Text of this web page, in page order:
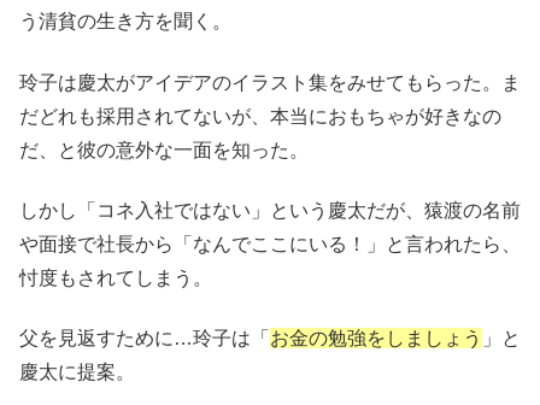
う清貧の生き方を聞く。
玲子は慶太がアイデアのイラスト集をみせてもらった。ま
だどれも採用されてないが、本当におもちゃが好きなの
だ、と彼の意外な一面を知った。
しかし「コネ入社ではない」という慶太だが、猿渡の名前
や面接で社長から「なんでここにいる！」と言われたら、
忖度もされてしまう。
父を見返すために…玲子は「 お金の勉強をしましょう 」と
慶太に提案。